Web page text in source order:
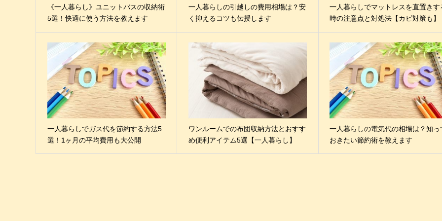
《一人暮らし》ユニットバスの収納術
5選！快適に使う方法を教えます
一人暮らしの引越しの費用相場は？安
く抑えるコツも伝授します
一人暮らしでマットレスを直置きす
時の注意点と対処法【カビ対策も】
一人暮らしでガス代を節約する方法5
選！1ヶ月の平均費用も大公開
ワンルームでの布団収納方法とおすす
め便利アイテム5選【一人暮らし】
一人暮らしの電気代の相場は？知っ
おきたい節約術を教えます